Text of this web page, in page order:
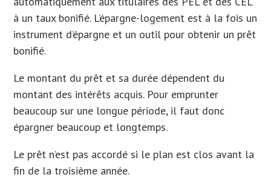
à un taux bonifié. L’épargne-logement est à la fois un
instrument d’épargne et un outil pour obtenir un prêt
bonifié.
Le montant du prêt et sa durée dépendent du
montant des intérêts acquis. Pour emprunter
beaucoup sur une longue période, il faut donc
épargner beaucoup et longtemps.
Le prêt n’est pas accordé si le plan est clos avant la
fin de la troisième année.